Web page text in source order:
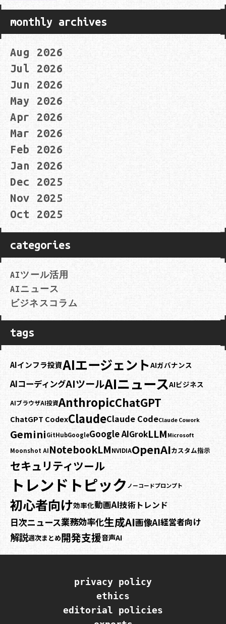
monthly archives
Aug 2026
Jul 2026
Jun 2026
May 2026
Apr 2026
Mar 2026
Feb 2026
Jan 2026
Dec 2025
Nov 2025
Oct 2025
categories
AIツール活用
AIニュース
ビジネスコラム
tags
AIインフラ投資AIエージェントAIガバナンス
AIコーディングAIツールAIニュースAIビジネス
AIブラウザAI投資AnthropicChatGPT
ChatGPT CodexClaudeClaude CodeClaude Cowork
GeminiGitHubGoogleGoogle AIGrokLLM Microsoft
Moonshot AINotebookLMNVIDIAOpenAIカスタム指示
セキュリティツール
トレンドトピック ノーコードプロンプト
初心者向け効率化動画AI技術トレンド
日次ニュース業務効率化生成AI画像AI経営者向け
解説週次まとめ開発支援音声AI
privacy policy
ethics
editorial policies